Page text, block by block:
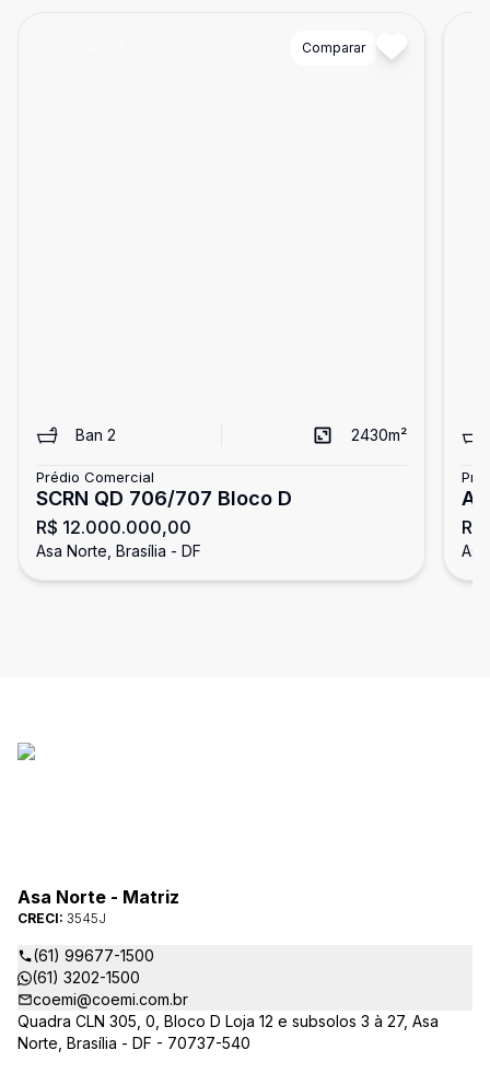
Comparar
Ban 2 2430m²
Prédio Comercial
SCRN QD 706/707 Bloco D
R$ 12.000.000,00
Asa Norte, Brasília - DF
Asa Norte - Matriz
CRECI: 3545J
(61) 99677-1500
(61) 3202-1500
coemi@coemi.com.br
Quadra CLN 305, 0, Bloco D Loja 12 e subsolos 3 à 27, Asa
Norte, Brasília - DF - 70737-540